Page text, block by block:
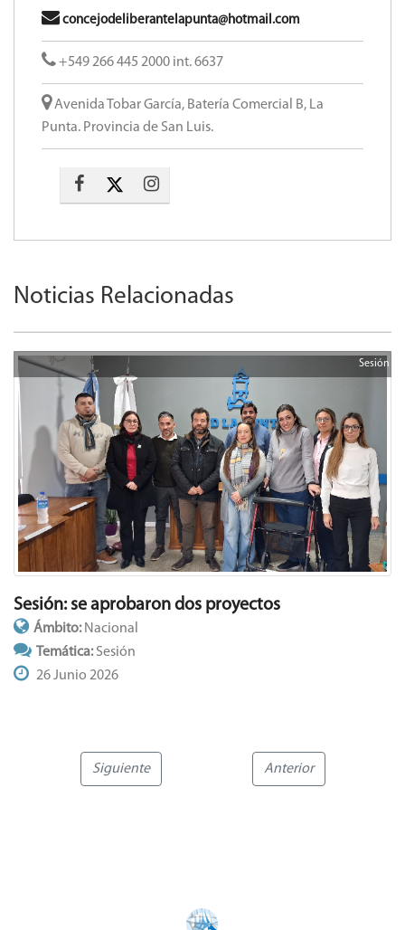
concejodeliberantelapunta@hotmail.com
+549 266 445 2000 int. 6637
Avenida Tobar García, Batería Comercial B, La
Punta. Provincia de San Luis.
Noticias Relacionadas
Sesión
Sesión: se aprobaron dos proyectos
Ámbito: Nacional
Temática:Sesión
26 Junio 2026
Siguiente Anterior